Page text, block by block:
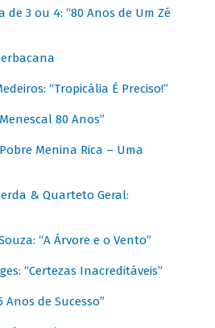
de 3 ou 4: “80 Anos de Um Zé
“Tropicália É Preciso!”
80 Anos”
Menina Rica – Uma
& Quarteto Geral:
“A Árvore e o Vento”
“Certezas Inacreditáveis”
Anos de Sucesso”